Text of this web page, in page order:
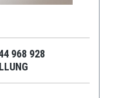
968 928